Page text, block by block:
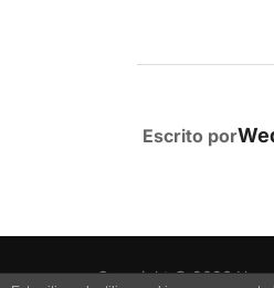
AUTOR DE LA
Escrito por
Copyright © 2026 Uno